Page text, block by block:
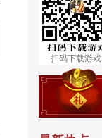
扫码下载游戏